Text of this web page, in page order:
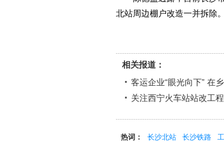
北站周边棚户改造一并拆除。
相关报道：
客运企业“眼光向下” 在
关注西宁火车站站改工
热词： 长沙北站 长沙铁路